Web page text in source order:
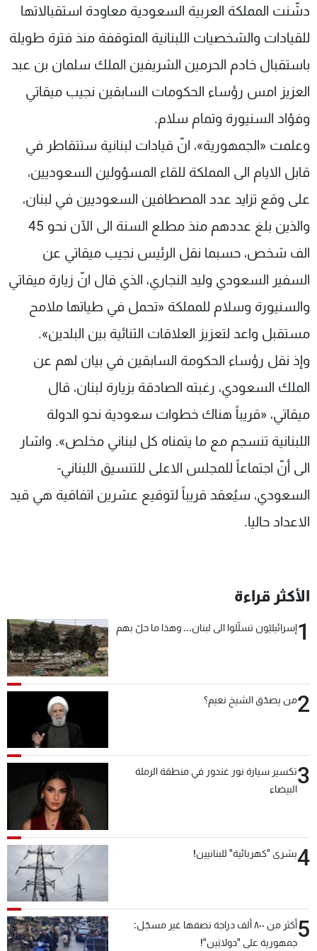
دشّنت المملكة العربية السعودية معاودة استقبالاتها
للقيادات والشخصيات اللبنانية المتوقفة منذ فترة طويلة
باستقبال خادم الحرمين الشريفين الملك سلمان بن عبد
العزيز امس رؤساء الحكومات السابقين نجيب ميقاتي
وفؤاد السنيورة وتمام سلام.
وعلمت «الجمهورية»، انّ قيادات لبنانية ستتقاطر في
قابل الايام الى المملكة للقاء المسؤولين السعوديين،
على وقع تزايد عدد المصطافين السعوديين في لبنان،
والذين بلغ عددهم منذ مطلع السنة الى الآن نحو 45
الف شخص، حسبما نقل الرئيس نجيب ميقاتي عن
السفير السعودي وليد النجاري، الذي قال انّ زيارة ميقاتي
والسنيورة وسلام للمملكة «تحمل في طياتها ملامح
مستقبل واعد لتعزيز العلاقات الثنائية بين البلدين».
وإذ نقل رؤساء الحكومة السابقين في بيان لهم عن
الملك السعودي، رغبته الصادقة بزيارة لبنان، قال
ميقاتي، «قريباً هناك خطوات سعودية نحو الدولة
اللبنانية تنسجم مع ما يتمناه كل لبناني مخلص». واشار
الى أنّ اجتماعاً للمجلس الاعلى للتنسيق اللبناني-
السعودي، سيُعقد قريباً لتوقيع عشرين اتفاقية هي قيد
الاعداد حاليا.
الأكثر قراءة
1إسرائيليّون تسلّلوا الى لبنان... وهذا ما حلّ بهم
2من يصدّق الشيخ نعيم؟
3تكسير سيارة نور غندور في منطقة الرملة
البيضاء
4بشرى "كهربائية" للبنانيين!
5
أكثر من ٨٠٠ ألف دراجة نصفها غير مسجّل:
جمهورية على "دولابَين"!
شاهد البرامج
الترددات
الإنـتـاج
تواصل معنا
سياسة الخصوصية